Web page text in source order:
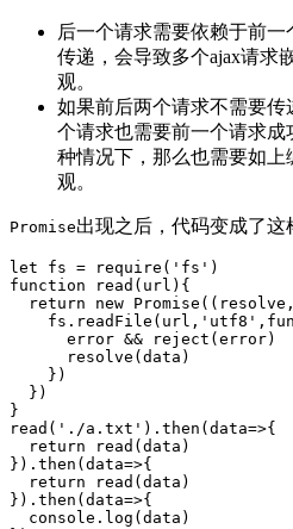
后一个请求需要依赖于前
传递，会导致多个ajax请求
观。
如果前后两个请求不需要
个请求也需要前一个请求
种情况下，那么也需要如
观。
Promise出现之后，代码变成了这
let fs = require ( 'fs'
function
read ( url ) {
return
new Promise ( (
    fs.readFile(url,
'utf8' ,
      error && reject(error)
      resolve(data)
    })
  })
}
read( './a.txt' ).then( data=>{
return read(data)
}).then( data=>{
return read(data)
}).then( data=>{
console .log(data)